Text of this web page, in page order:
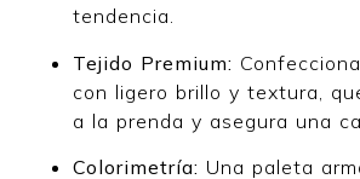
tendencia.
Tejido Premium:
con ligero brillo y textura,
a la prenda y asegura una
Colorimetría: Una paleta